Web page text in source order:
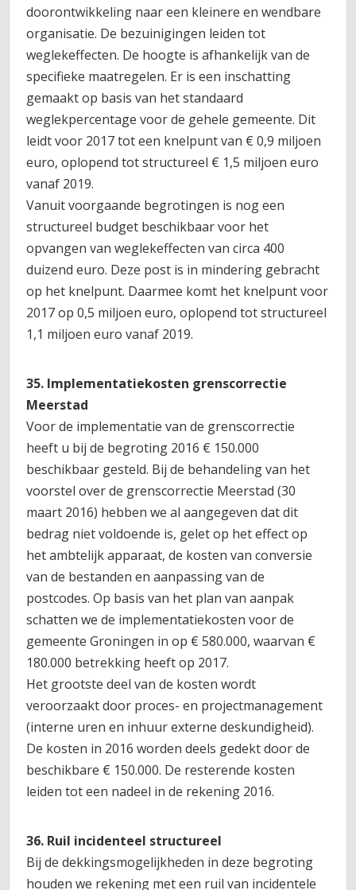
doorontwikkeling naar een kleinere en wendbare
organisatie. De bezuinigingen leiden tot
weglekeffecten. De hoogte is afhankelijk van de
specifieke maatregelen. Er is een inschatting
gemaakt op basis van het standaard
weglekpercentage voor de gehele gemeente. Dit
leidt voor 2017 tot een knelpunt van € 0,9 miljoen
euro, oplopend tot structureel € 1,5 miljoen euro
vanaf 2019.
Vanuit voorgaande begrotingen is nog een
structureel budget beschikbaar voor het
opvangen van weglekeffecten van circa 400
duizend euro. Deze post is in mindering gebracht
op het knelpunt. Daarmee komt het knelpunt voor
2017 op 0,5 miljoen euro, oplopend tot structureel
1,1 miljoen euro vanaf 2019.
35. Implementatiekosten grenscorrectie
Meerstad
Voor de implementatie van de grenscorrectie
heeft u bij de begroting 2016 € 150.000
beschikbaar gesteld. Bij de behandeling van het
voorstel over de grenscorrectie Meerstad (30
maart 2016) hebben we al aangegeven dat dit
bedrag niet voldoende is, gelet op het effect op
het ambtelijk apparaat, de kosten van conversie
van de bestanden en aanpassing van de
postcodes. Op basis van het plan van aanpak
schatten we de implementatiekosten voor de
gemeente Groningen in op € 580.000, waarvan €
180.000 betrekking heeft op 2017.
Het grootste deel van de kosten wordt
veroorzaakt door proces- en projectmanagement
(interne uren en inhuur externe deskundigheid).
De kosten in 2016 worden deels gedekt door de
beschikbare € 150.000. De resterende kosten
leiden tot een nadeel in de rekening 2016.
36. Ruil incidenteel structureel
Bij de dekkingsmogelijkheden in deze begroting
houden we rekening met een ruil van incidentele